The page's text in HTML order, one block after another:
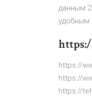
данным
удобным
https://
https://
https://